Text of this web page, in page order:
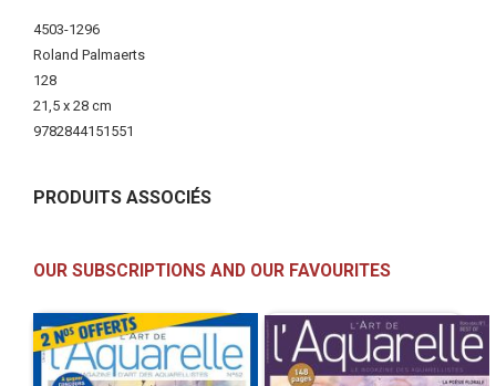
Information
4503-1296
Roland Palmaerts
128
21,5 x 28 cm
9782844151551
PRODUITS ASSOCIÉS
OUR SUBSCRIPTIONS AND OUR FAVOURITES